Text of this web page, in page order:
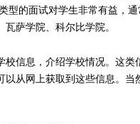
型的面试对学生非常有益，
萨学院、科尔比学院。
信息，介绍学校情况。这类
以从网上获取到这些信息。